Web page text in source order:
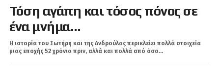
Τόση αγάπη και τόσος πόνος σε
ένα μνήμα…
Η ιστορία του Σωτήρη και της Ανδρούλας περικλείει πολλά στοιχεία
μιας εποχής 52 χρόνια πριν, αλλά και πολλά από όσα...